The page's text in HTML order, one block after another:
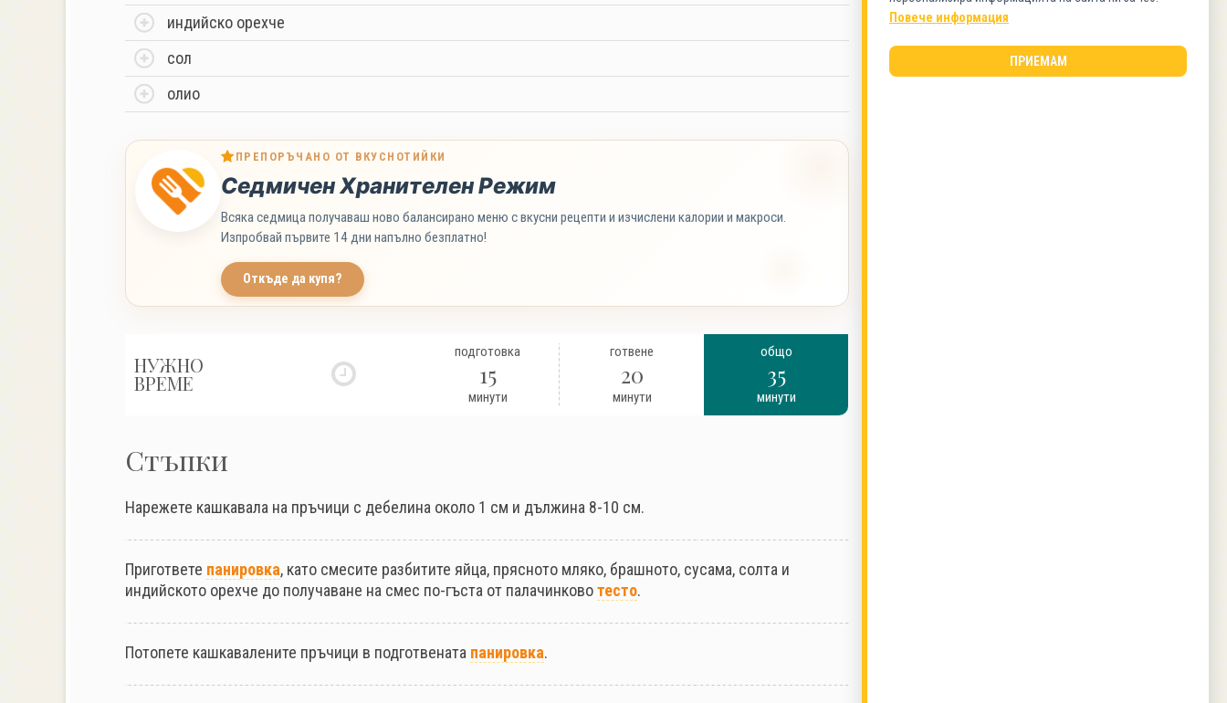
индийско орехче
сол
олио
ПРЕПОРЪЧАНО ОТ ВКУСНОТИЙКИ
Седмичен Хранителен Режим
Всяка седмица получаваш ново балансирано меню с вкусни рецепти и изчислени калории и макроси.
Изпробвай първите 14 дни напълно безплатно!
Откъде да купя?
НУЖНО
ВРЕМЕ
подготовка
15
минути
готвене
20
минути
общо
35
минути
Стъпки
Нарежете кашкавала на пръчици с дебелина около 1 см и дължина 8-10 см.
Пригответе панировка, като смесите разбитите яйца, прясното мляко, брашното, сусама, солта и
индийското орехче до получаване на смес по-гъста от палачинковотесто.
Потопете кашкавалените пръчици в подготвената панировка.
Предястия
Повече информация
ПРИЕМАМ